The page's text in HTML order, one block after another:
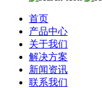
首页
产品中心
关于我们
解决方案
新闻资讯
联系我们